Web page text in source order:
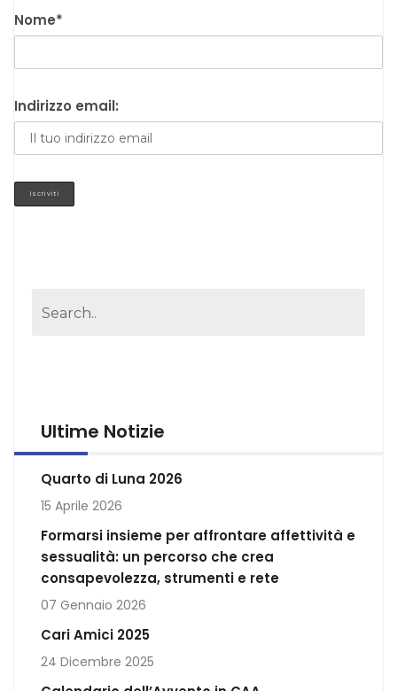
Nome*
Indirizzo email:
Ultime Notizie
Quarto di Luna 2026
15 Aprile 2026
Formarsi insieme per affrontare affettività e
sessualità: un percorso che crea
consapevolezza, strumenti e rete
07 Gennaio 2026
Cari Amici 2025
24 Dicembre 2025